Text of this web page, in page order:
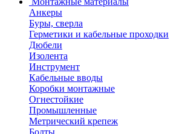
Анкеры
Буры, сверла
Герметики и кабельные проходки
Дюбели
Изолента
Инструмент
Кабельные вводы
Коробки монтажные
Огнестойкие
Промышленные
Метрический крепеж
Болты